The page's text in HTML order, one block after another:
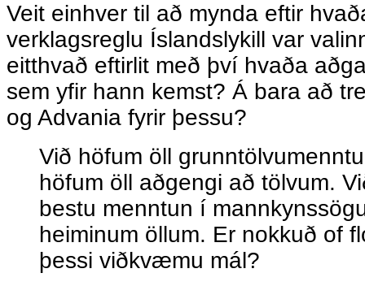
Veit einhver til að mynda eftir
verklagsreglu Íslandslykill var
eitthvað eftirlit með því hvaða
sem yfir hann kemst? Á bara að
og Advania fyrir þessu?
Við höfum öll
höfum öll aðgengi að tölvum.
bestu menntun í
heiminum öllum. Er nokkuð of
þessi viðkvæmu mál?